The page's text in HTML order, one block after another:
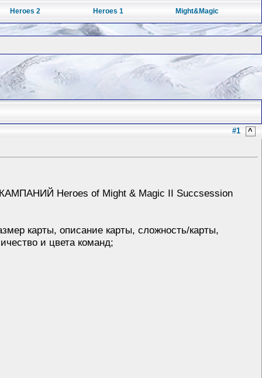
Heroes 2 Heroes 1 Might&Magic
#1 ^
Heroes of Might & Magic II Succsession
карты, описание карты, сложность/карты,
и цвета команд;